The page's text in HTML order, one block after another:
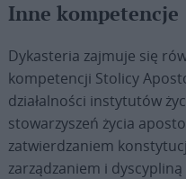
Inne kompetencje
Dykasteria zajmuje się
kompetencji Stolicy
działalności instytutów
stowarzyszeń życia
zatwierdzaniem
zarządzaniem i